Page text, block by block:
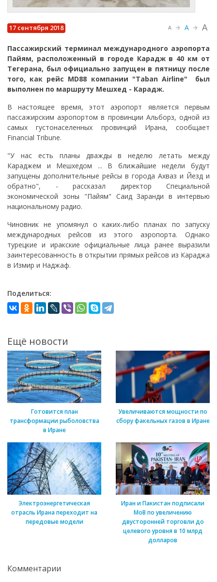
17 сентября 2018 A A A
Пассажирский терминал международного аэропорта
Пайям, расположенный в городе Карадж в 40 км от
Тегерана, был официально запущен в пятницу после
того, как рейс MD88 компании "Taban Airline" был
выполнен по маршруту Мешхед - Карадж.
В настоящее время, этот аэропорт является первым
пассажирским аэропортом в провинции Альборз, одной из
самых густонаселенных провинций Ирана, сообщает
Financial Tribune.
"У нас есть планы дважды в неделю летать между
Караджем и Мешхедом ... В ближайшие недели будут
запущены дополнительные рейсы в города Ахваз и Йезд и
обратно", - рассказал директор Специальной
экономической зоны "Пайям" Саид Заранди в интервью
национальному радио.
Чиновник не упомянул о каких-либо планах по запуску
международных рейсов из этого аэропорта. Однако
турецкие и иракские официальные лица ранее выразили
заинтересованность в открытии прямых рейсов из Караджа
в Измир и Наджаф.
Поделиться:
Ещё новости
Готовится план
трансформации рыболовства
в Иране
Увеличиваются мощности по
сбору факельных газов в Иране
Электроэнергетическая
отрасль Ирана переходит на
передовые модели
Иран и Пакистан подписали
МоВ по увеличению
двусторонней торговли до
целевого уровня в 10 млрд
долларов
Комментарии